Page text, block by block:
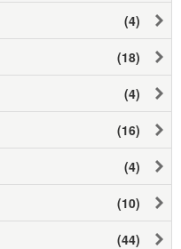
(4)
(18)
(4)
(16)
(4)
(10)
(44)